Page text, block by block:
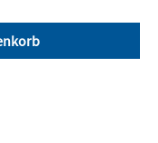
Wert ein